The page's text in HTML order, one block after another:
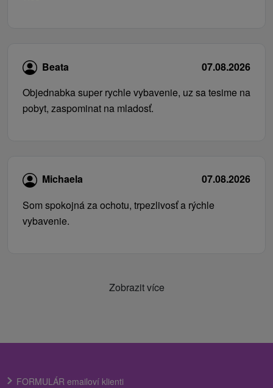
Beata
07.08.2026
Objednabka super rychle vybavenie, uz sa tesime na
pobyt, zaspominat na mladosť.
Michaela
07.08.2026
Som spokojná za ochotu, trpezlivosť a rýchle
vybavenie.
Zobrazit více
FORMULÁR emailoví klienti